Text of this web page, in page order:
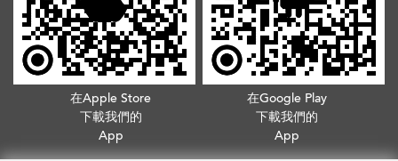
在Apple Store
下載我們的
App
在Google Play
下載我們的
App